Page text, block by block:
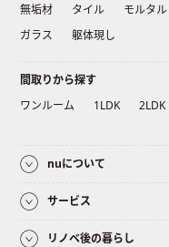
無垢材
タイル モルタル
ガラス
躯体現し
間取りから探す
ワンルーム
1LDK 2LDK
nuについて
サービス
リノベ後の暮らし